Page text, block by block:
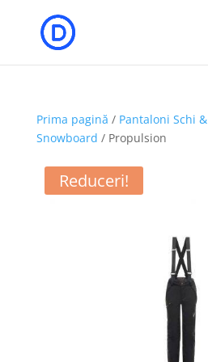
Prima pagină / Pantaloni Schi &
Snowboard / Propulsion
Reduceri!